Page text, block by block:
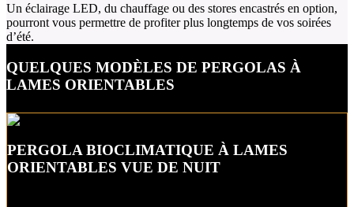
Un éclairage LED, du chauffage ou des stores encastrés en option,
pourront vous permettre de profiter plus longtemps de vos soirées
d’été.
QUELQUES MODÈLES DE PERGOLAS À
LAMES ORIENTABLES
PERGOLA BIOCLIMATIQUE À LAMES
ORIENTABLES VUE DE NUIT